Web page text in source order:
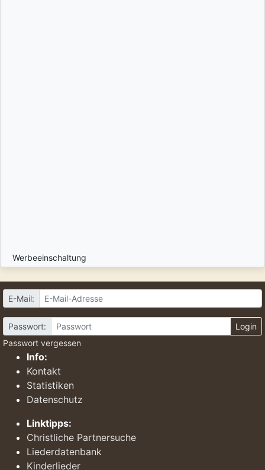
Werbeeinschaltung
E-Mail:
Passwort:
Login
Passwort vergessen
Info:
Kontakt
Statistiken
Datenschutz
Linktipps:
Christliche Partnersuche
Liederdatenbank
Kinderlieder